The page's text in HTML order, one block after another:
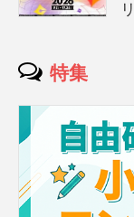
特集